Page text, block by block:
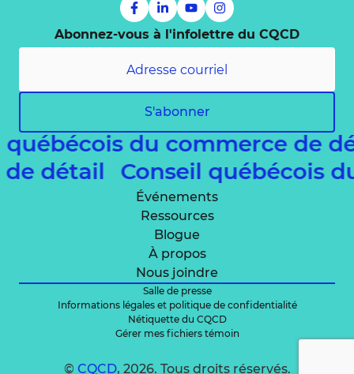
Abonnez-vous à l'infolettre du CQCD
S'abonner
québécois du commerce de
de détail
Conseil québécois
Événements
Ressources
Blogue
À propos
Nous joindre
Salle de presse
Informations légales et politique de confidentialité
Nétiquette du CQCD
Gérer mes fichiers témoin
© CQCD, 2026. Tous droits réservés.